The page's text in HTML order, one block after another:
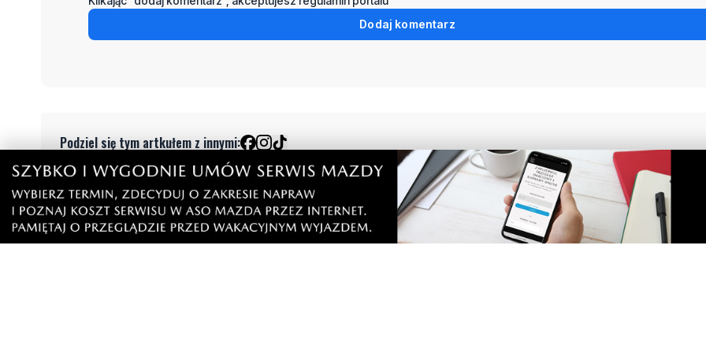
Dodaj komentarz
Podziel się tym artkułem z innymi:
Czytaj również